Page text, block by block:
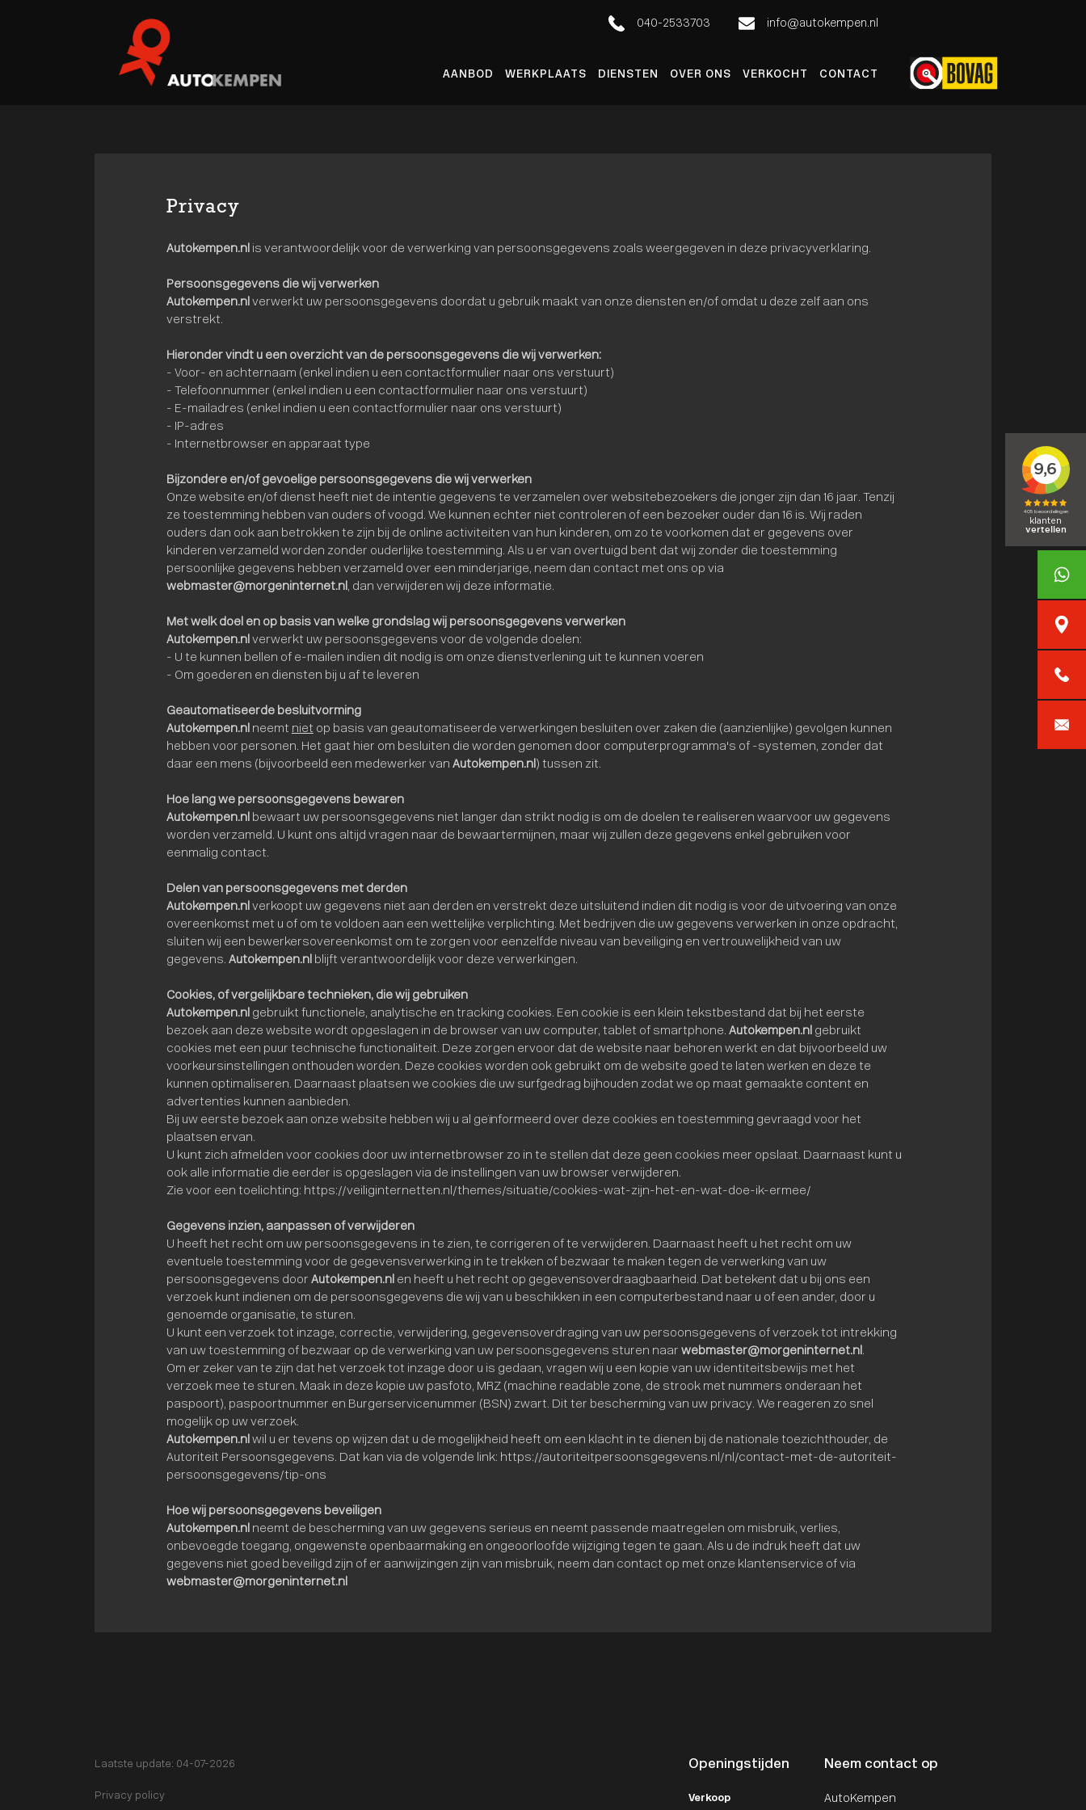
040-2533703 info@autokempen.nl
AANBOD WERKPLAATS DIENSTEN OVER ONS VERKOCHT CONTACT
Privacy
Autokempen.nlis verantwoordelijk voor de verwerking van persoonsgegevens zoals weergegeven in deze privacyverklaring.
Persoonsgegevens die wij verwerken
Autokempen.nlverwerkt uw persoonsgegevens doordat u gebruik maakt van onze diensten en/of omdat u deze zelf aan ons
verstrekt.
Hieronder vindt u een overzicht van de persoonsgegevens die wij verwerken:
- Voor- en achternaam (enkel indien u een contactformulier naar ons verstuurt)
- Telefoonnummer (enkel indien u een contactformulier naar ons verstuurt)
- E-mailadres (enkel indien u een contactformulier naar ons verstuurt)
- IP-adres
- Internetbrowser en apparaat type
Bijzondere en/of gevoelige persoonsgegevens die wij verwerken
Onze website en/of dienst heeft niet de intentie gegevens te verzamelen over websitebezoekers die jonger zijn dan 16 jaar. Tenzij
ze toestemming hebben van ouders of voogd. We kunnen echter niet controleren of een bezoeker ouder dan 16 is. Wij raden
ouders dan ook aan betrokken te zijn bij de online activiteiten van hun kinderen, om zo te voorkomen dat er gegevens over
kinderen verzameld worden zonder ouderlijke toestemming. Als u er van overtuigd bent dat wij zonder die toestemming
persoonlijke gegevens hebben verzameld over een minderjarige, neem dan contact met ons op via
webmaster@morgeninternet.nl, dan verwijderen wij deze informatie.
Met welk doel en op basis van welke grondslag wij persoonsgegevens verwerken
Autokempen.nlverwerkt uw persoonsgegevens voor de volgende doelen:
- U te kunnen bellen of e-mailen indien dit nodig is om onze dienstverlening uit te kunnen voeren
- Om goederen en diensten bij u af te leveren
Geautomatiseerde besluitvorming
Autokempen.nlneemt niet op basis van geautomatiseerde verwerkingen besluiten over zaken die (aanzienlijke) gevolgen kunnen
hebben voor personen. Het gaat hier om besluiten die worden genomen door computerprogramma's of -systemen, zonder dat
daar een mens (bijvoorbeeld een medewerker van Autokempen.nl) tussen zit.
Hoe lang we persoonsgegevens bewaren
Autokempen.nlbewaart uw persoonsgegevens niet langer dan strikt nodig is om de doelen te realiseren waarvoor uw gegevens
worden verzameld. U kunt ons altijd vragen naar de bewaartermijnen, maar wij zullen deze gegevens enkel gebruiken voor
eenmalig contact.
Delen van persoonsgegevens met derden
Autokempen.nlverkoopt uw gegevens niet aan derden en verstrekt deze uitsluitend indien dit nodig is voor de uitvoering van onze
overeenkomst met u of om te voldoen aan een wettelijke verplichting. Met bedrijven die uw gegevens verwerken in onze opdracht,
sluiten wij een bewerkersovereenkomst om te zorgen voor eenzelfde niveau van beveiliging en vertrouwelijkheid van uw
gegevens. Autokempen.nlblijft verantwoordelijk voor deze verwerkingen.
Cookies, of vergelijkbare technieken, die wij gebruiken
Autokempen.nlgebruikt functionele, analytische en tracking cookies. Een cookie is een klein tekstbestand dat bij het eerste
bezoek aan deze website wordt opgeslagen in de browser van uw computer, tablet of smartphone. Autokempen.nlgebruikt
cookies met een puur technische functionaliteit. Deze zorgen ervoor dat de website naar behoren werkt en dat bijvoorbeeld uw
voorkeursinstellingen onthouden worden. Deze cookies worden ook gebruikt om de website goed te laten werken en deze te
kunnen optimaliseren. Daarnaast plaatsen we cookies die uw surfgedrag bijhouden zodat we op maat gemaakte content en
advertenties kunnen aanbieden.
Bij uw eerste bezoek aan onze website hebben wij u al geïnformeerd over deze cookies en toestemming gevraagd voor het
plaatsen ervan.
U kunt zich afmelden voor cookies door uw internetbrowser zo in te stellen dat deze geen cookies meer opslaat. Daarnaast kunt u
ook alle informatie die eerder is opgeslagen via de instellingen van uw browser verwijderen.
Zie voor een toelichting: https://veiliginternetten.nl/themes/situatie/cookies-wat-zijn-het-en-wat-doe-ik-ermee/
Gegevens inzien, aanpassen of verwijderen
U heeft het recht om uw persoonsgegevens in te zien, te corrigeren of te verwijderen. Daarnaast heeft u het recht om uw
eventuele toestemming voor de gegevensverwerking in te trekken of bezwaar te maken tegen de verwerking van uw
persoonsgegevens door Autokempen.nlen heeft u het recht op gegevensoverdraagbaarheid. Dat betekent dat u bij ons een
verzoek kunt indienen om de persoonsgegevens die wij van u beschikken in een computerbestand naar u of een ander, door u
genoemde organisatie, te sturen.
U kunt een verzoek tot inzage, correctie, verwijdering, gegevensoverdraging van uw persoonsgegevens of verzoek tot intrekking
van uw toestemming of bezwaar op de verwerking van uw persoonsgegevens sturen naar webmaster@morgeninternet.nl.
Om er zeker van te zijn dat het verzoek tot inzage door u is gedaan, vragen wij u een kopie van uw identiteitsbewijs met het
verzoek mee te sturen. Maak in deze kopie uw pasfoto, MRZ (machine readable zone, de strook met nummers onderaan het
paspoort), paspoortnummer en Burgerservicenummer (BSN) zwart. Dit ter bescherming van uw privacy. We reageren zo snel
mogelijk op uw verzoek.
Autokempen.nlwil u er tevens op wijzen dat u de mogelijkheid heeft om een klacht in te dienen bij de nationale toezichthouder, de
Autoriteit Persoonsgegevens. Dat kan via de volgende link: https://autoriteitpersoonsgegevens.nl/nl/contact-met-de-autoriteit-
persoonsgegevens/tip-ons
Hoe wij persoonsgegevens beveiligen
Autokempen.nlneemt de bescherming van uw gegevens serieus en neemt passende maatregelen om misbruik, verlies,
onbevoegde toegang, ongewenste openbaarmaking en ongeoorloofde wijziging tegen te gaan. Als u de indruk heeft dat uw
gegevens niet goed beveiligd zijn of er aanwijzingen zijn van misbruik, neem dan contact op met onze klantenservice of via
webmaster@morgeninternet.nl
Laatste update: 04-07-2026
Privacy policy
Openingstijden
Verkoop
Neem contact op
AutoKempen
040-